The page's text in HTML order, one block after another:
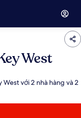
West
với 2 nhà hàng và 2